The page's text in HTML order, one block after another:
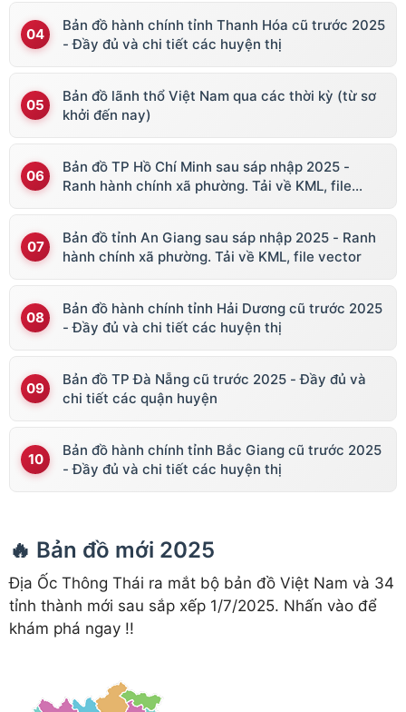
Bản đồ hành chính tỉnh Thanh Hóa cũ trước 2025
- Đầy đủ và chi tiết các huyện thị
Bản đồ lãnh thổ Việt Nam qua các thời kỳ (từ sơ
khởi đến nay)
Bản đồ TP Hồ Chí Minh sau sáp nhập 2025 -
Ranh hành chính xã phường. Tải về KML, file
Bản đồ tỉnh An Giang sau sáp nhập 2025 - Ranh
hành chính xã phường. Tải về KML, file vector
Bản đồ hành chính tỉnh Hải Dương cũ trước 2025
- Đầy đủ và chi tiết các huyện thị
Bản đồ TP Đà Nẵng cũ trước 2025 - Đầy đủ và
chi tiết các quận huyện
Bản đồ hành chính tỉnh Bắc Giang cũ trước 2025
- Đầy đủ và chi tiết các huyện thị
🔥 Bản đồ mới 2025
Địa Ốc Thông Thái ra mắt bộ bản đồ Việt Nam và 34
tỉnh thành mới sau sắp xếp 1/7/2025. Nhấn vào để
khám phá ngay !!